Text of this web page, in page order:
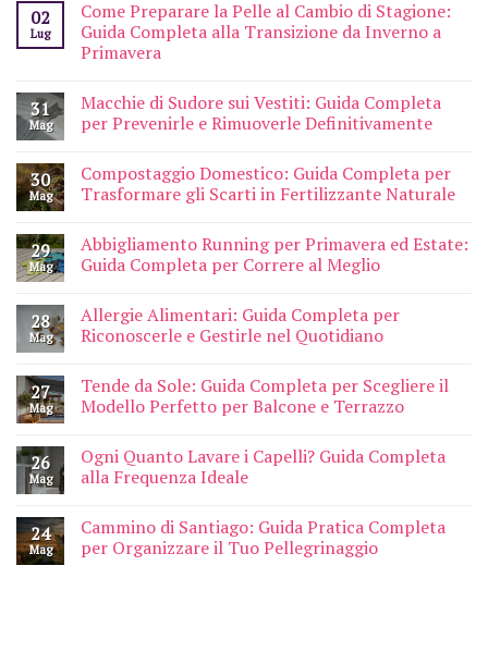
02
Lug
Come Preparare la Pelle al Cambio di Stagione:
Guida Completa alla Transizione da Inverno a
Primavera
31
Mag
Macchie di Sudore sui Vestiti: Guida Completa
per Prevenirle e Rimuoverle Definitivamente
30
Mag
Compostaggio Domestico: Guida Completa per
Trasformare gli Scarti in Fertilizzante Naturale
29
Mag
Abbigliamento Running per Primavera ed Estate:
Guida Completa per Correre al Meglio
28
Mag
Allergie Alimentari: Guida Completa per
Riconoscerle e Gestirle nel Quotidiano
27
Mag
Tende da Sole: Guida Completa per Scegliere il
Modello Perfetto per Balcone e Terrazzo
26
Mag
Ogni Quanto Lavare i Capelli? Guida Completa
alla Frequenza Ideale
24
Mag
Cammino di Santiago: Guida Pratica Completa
per Organizzare il Tuo Pellegrinaggio